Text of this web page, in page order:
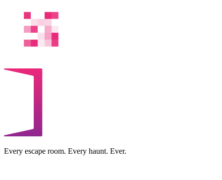
Every escape room. Every haunt. Ever.